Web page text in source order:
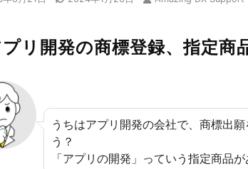
リ開発の商標登録、指定商
うちはアプリ開発の会社で、商標出
う？
「アプリの開発」っていう指定商品